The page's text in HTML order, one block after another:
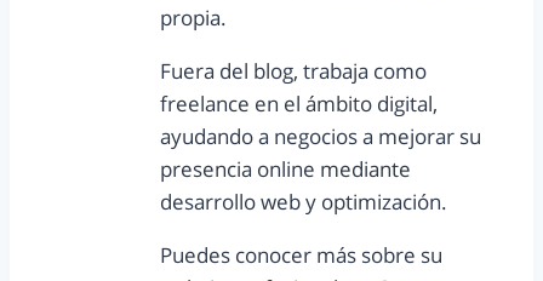
propia.
Fuera del blog, trabaja como
freelance en el ámbito digital,
ayudando a negocios a mejorar su
presencia online mediante
desarrollo web y optimización.
Puedes conocer más sobre su